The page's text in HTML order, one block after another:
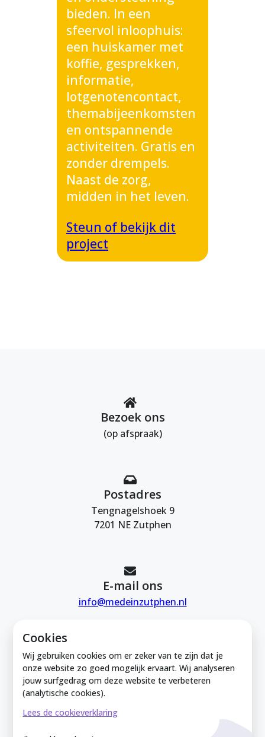
Cookies
Wij gebruiken cookies om er zeker van te zijn dat je
onze website zo goed mogelijk ervaart. Wij analyseren
jouw surfgedrag om deze website te verbeteren
(analytische cookies).
Lees de cookieverklaring
bieden. In een
sfeervol inloophuis:
een huiskamer met
koffie, gesprekken,
informatie,
lotgenotencontact,
themabijeenkomsten
en ontspannende
activiteiten. Gratis en
zonder drempels.
Naast de zorg,
midden in het leven.
Steun of bekijk dit
project
Bezoek ons
(op afspraak)
Postadres
Tengnagelshoek 9
7201 NE Zutphen
E-mail ons
info@medeinzutphen.nl
Mede in Zutphen is onderdeel van de
Zutphense Uitdaging. KVK Zutphense
Uitdaging: 08212926